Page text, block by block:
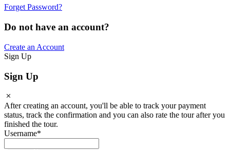
Forget Password?
Do not have an account?
Create an Account
Sign Up
Sign Up
After creating an account, you'll be able to track your payment
status, track the confirmation and you can also rate the tour after you
finished the tour.
Username*